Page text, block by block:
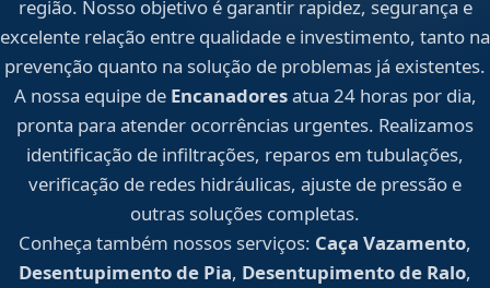
região. Nosso objetivo é garantir rapidez, segurança e
excelente relação entre qualidade e investimento, tanto na
prevenção quanto na solução de problemas já existentes.
A nossa equipe de Encanadoresatua 24 horas por dia,
pronta para atender ocorrências urgentes. Realizamos
identificação de infiltrações, reparos em tubulações,
verificação de redes hidráulicas, ajuste de pressão e
outras soluções completas.
Conheça também nossos serviços: Caça Vazamento,
Desentupimento de Pia, Desentupimento de Ralo,